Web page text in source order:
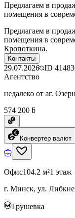
Предлагаем в
помещения в
Предлагаем в
помещения в
Кропоткина.
Контакты
29.07.2026 ID
Агентство
недалеко от аг.
574 200 ƃ
Конвертер валют
Офис104.2 м²1 этаж
г. Минск, ул.
Грушевка